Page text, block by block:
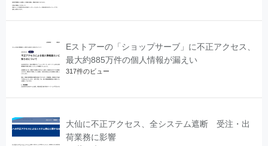
Eストアーの「ショップサーブ」に不正アクセス、
最大約885万件の個人情報が漏えい
317件のビュー
大仙に不正アクセス、全システム遮断 受注・出
荷業務に影響